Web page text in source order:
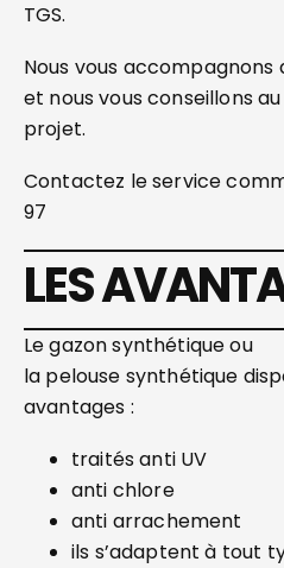
TGS.
Nous vous
et nous vous conseillons
projet.
Contactez le service
97
LES
Le gazon synthétique ou
la pelouse synthétique
avantages :
traités anti UV
anti chlore
anti arrachement
ils s’adaptent à tout